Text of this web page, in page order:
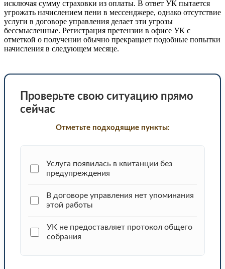
исключая сумму страховки из оплаты. В ответ УК пытается
угрожать начислением пени в мессенджере, однако отсутствие
услуги в договоре управления делает эти угрозы
бессмысленные. Регистрация претензии в офисе УК с
отметкой о получении обычно прекращает подобные попытки
начисления в следующем месяце.
Проверьте свою ситуацию прямо
сейчас
Отметьте подходящие пункты:
Услуга появилась в квитанции без
предупреждения
В договоре управления нет упоминания
этой работы
УК не предоставляет протокол общего
собрания